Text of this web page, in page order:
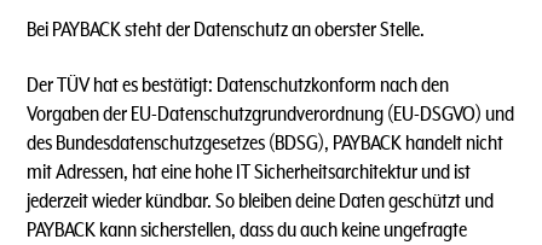
Bei PAYBACK steht der Datenschutz an oberster Stelle.
Der TÜV hat es bestätigt: Datenschutzkonform nach den
Vorgaben der EU-Datenschutzgrundverordnung (EU-DSGVO) und
des Bundesdatenschutzgesetzes (BDSG), PAYBACK handelt nicht
mit Adressen, hat eine hohe IT Sicherheitsarchitektur und ist
jederzeit wieder kündbar. So bleiben deine Daten geschützt und
PAYBACK kann sicherstellen, dass du auch keine ungefragte